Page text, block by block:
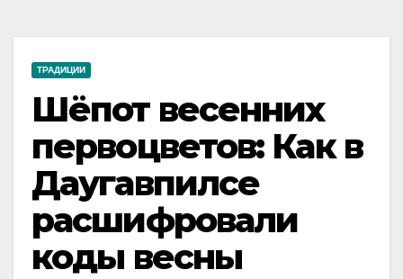
ТРАДИЦИИ
Шёпот весенних
первоцветов: Как в
Даугавпилсе
расшифровали
коды весны